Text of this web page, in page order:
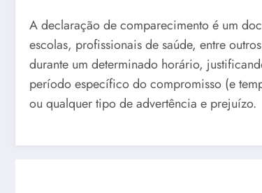
A declaração de comparecimento é um
escolas, profissionais de saúde, entre
durante um determinado horário,
período específico do compromisso (e
ou qualquer tipo de advertência e prejuízo.